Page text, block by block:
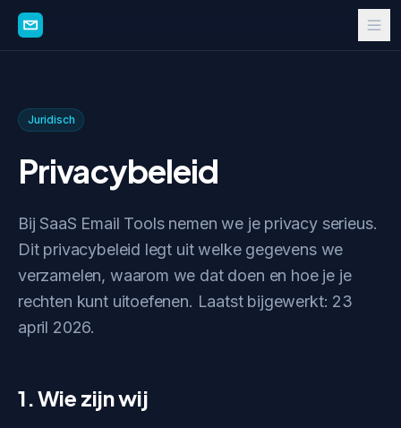
Juridisch
Privacybeleid
Bij SaaS Email Tools nemen we je privacy serieus.
Dit privacybeleid legt uit welke gegevens we
verzamelen, waarom we dat doen en hoe je je
rechten kunt uitoefenen. Laatst bijgewerkt: 23
april 2026.
1. Wie zijn wij